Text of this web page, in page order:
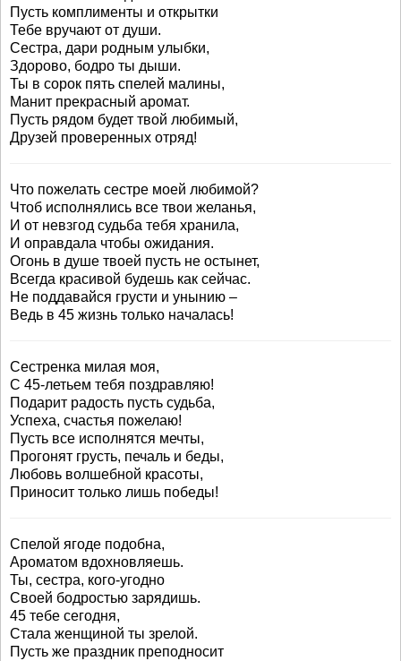
Пусть комплименты и открытки
Тебе вручают от души.
Сестра, дари родным улыбки,
Здорово, бодро ты дыши.
Ты в сорок пять спелей малины,
Манит прекрасный аромат.
Пусть рядом будет твой любимый,
Друзей проверенных отряд!
Что пожелать сестре моей любимой?
Чтоб исполнялись все твои желанья,
И от невзгод судьба тебя хранила,
И оправдала чтобы ожидания.
Огонь в душе твоей пусть не остынет,
Всегда красивой будешь как сейчас.
Не поддавайся грусти и унынию –
Ведь в 45 жизнь только началась!
Сестренка милая моя,
С 45-летьем тебя поздравляю!
Подарит радость пусть судьба,
Успеха, счастья пожелаю!
Пусть все исполнятся мечты,
Прогонят грусть, печаль и беды,
Любовь волшебной красоты,
Приносит только лишь победы!
Спелой ягоде подобна,
Ароматом вдохновляешь.
Ты, сестра, кого-угодно
Своей бодростью зарядишь.
45 тебе сегодня,
Стала женщиной ты зрелой.
Пусть же праздник преподносит